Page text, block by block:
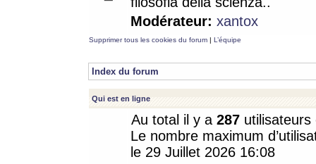
Modérateur: xantox
Supprimer tous les cookies du forum | L’équipe
Index du forum
Qui est en ligne
Au total il y a 287
Le nombre maximum
le 29 Juillet 2026 16:08